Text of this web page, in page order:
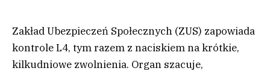
Zakład Ubezpieczeń Społecznych (ZUS) zapowiada
kontrole L4, tym razem z naciskiem na krótkie,
kilkudniowe zwolnienia. Organ szacuje,